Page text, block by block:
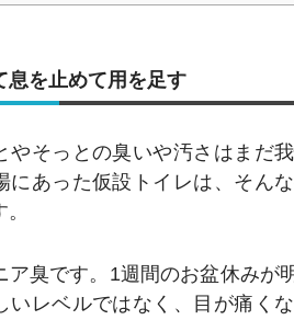
息を止めて用を足す
やそっとの臭いや汚さはまだ
にあった仮設トイレは、そん
ア臭です。1週間のお盆休み
いレベルではなく、目が痛く